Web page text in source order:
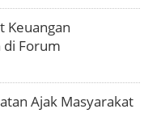
Keuangan
di Forum
Ajak Masyarakat